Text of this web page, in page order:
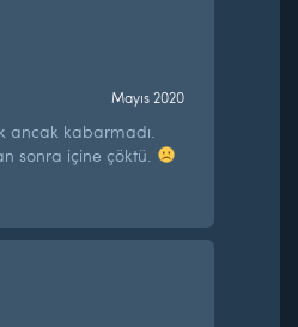
Mayıs 2020
ancak kabarmadı.
sonra içine çöktü.